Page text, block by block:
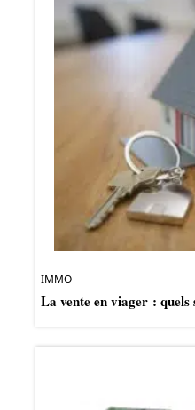
IMMO
La vente en viager : quels